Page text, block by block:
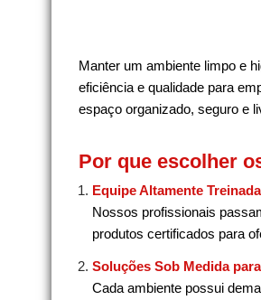
Manter um ambiente limpo e
eficiência e qualidade para
espaço organizado, seguro e
Por que escolher
Equipe Altamente Treinada
Nossos profissionais
produtos certificados para
Soluções Sob Medida
Cada ambiente possui